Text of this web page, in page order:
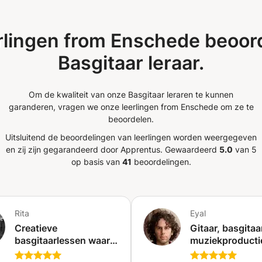
-noten en tabs lezen -akkoorden
-grooven -jammen -slappen -
Dit alles leer je in een gezellige en
studio voorzien van professionele
from Enschede
Basgitaar leraar.
Om de kwaliteit van onze Basgitaar leraren te kunnen
garanderen, vragen we onze leerlingen from Enschede om ze te
beoordelen.
Uitsluitend de beoordelingen van leerlingen worden weergegeven
en zij zijn gegarandeerd door Apprentus. Gewaardeerd 5.0 van 5
op basis van 41 beoordelingen.
Rita
Creatieve
basgitaarlessen waar
de liedjes centraal
Eyal
Gitaar,
liedjes